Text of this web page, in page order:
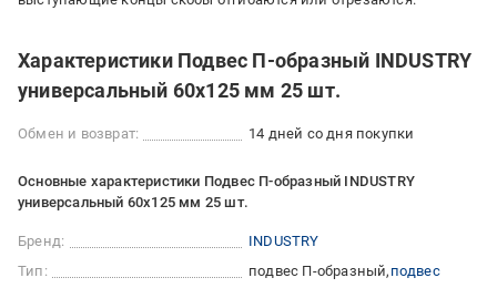
Характеристики Подвес П-образный INDUSTRY
универсальный 60х125 мм 25 шт.
Обмен и возврат: 14 дней со дня покупки
Основные характеристики Подвес П-образный INDUSTRY
универсальный 60х125 мм 25 шт.
Бренд:
INDUSTRY
Тип:
подвес П-образный подвес